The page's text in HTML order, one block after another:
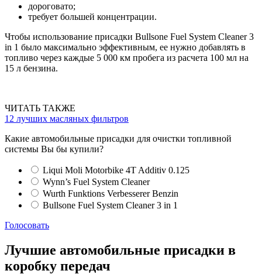
дороговато;
требует большей концентрации.
Чтобы использование присадки Bullsone Fuel System Cleaner 3
in 1 было максимально эффективным, ее нужно добавлять в
топливо через каждые 5 000 км пробега из расчета 100 мл на
15 л бензина.
ЧИТАТЬ ТАКЖЕ
12 лучших масляных фильтров
Какие автомобильные присадки для очистки топливной
системы Вы бы купили?
Liqui Moli Motorbike 4T Additiv 0.125
Wynn’s Fuel System Cleaner
Wurth Funktions Verbesserer Benzin
Bullsone Fuel System Cleaner 3 in 1
Голосовать
Лучшие автомобильные присадки в
коробку передач